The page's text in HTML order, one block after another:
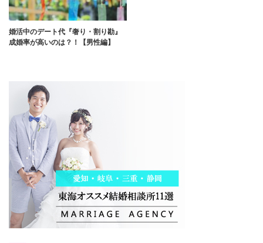
婚活中のデート代『奢り・割り勘』
成婚率が高いのは？！【男性編】